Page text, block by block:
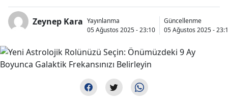
Zeynep Kara Yayınlanma
05 Ağustos 2025 - 23:10
Güncellenme
05 Ağustos 2025 -